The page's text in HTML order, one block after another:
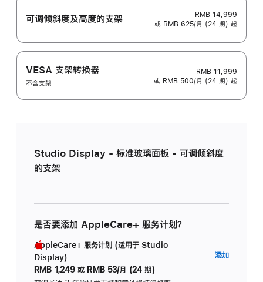
可调倾斜度及高‍度的支‍架
RMB 14,999
或 RMB 625/月 (24 期) 起
VESA 支架转换器
不含支架
RMB 11,999
或 RMB 500/月 (24 期) 起
Studio Display - 标准玻璃面板 - 可调倾斜度
的支架
是否要添加 AppleCare+ 服务计划？
AppleCare+ 服务计划 (适用于 Studio
Display)
RMB 1,249 或 RMB 53/月 (24 期)
添加